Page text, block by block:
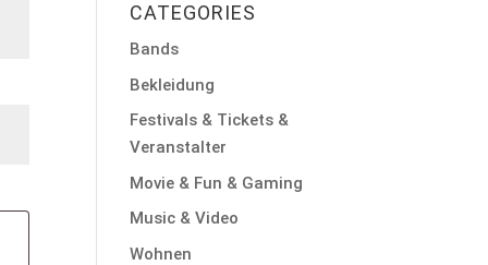
CATEGORIES
Bands
Bekleidung
Festivals & Tickets &
Veranstalter
Movie & Fun & Gaming
Music & Video
Wohnen